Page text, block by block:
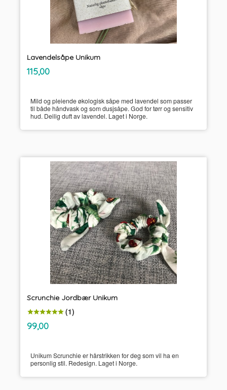
Lavendelsåpe Unikum
Pris
115,00mva.
Mild og pleiende økologisk såpe med lavendel som passer
til både håndvask og som dusjsåpe. God for tørr og sensitiv
hud. Deilig duft av lavendel. Laget i Norge.
Scrunchie Jordbær Unikum
(1)
Pris
99,00mva.
Unikum Scrunchie er hårstrikken for deg som vil ha en
personlig stil. Redesign. Laget i Norge.